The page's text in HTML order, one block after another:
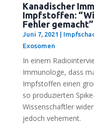
Kanadischer
Impfstoffen:
Fehler gemacht”
Juni 7, 2021 |
Exosomen
In einem
Immu­no­lo­ge, dass
Impf­stof­fen einen
so pro­du­zier­ten
Wis­sen­schaft­ler
jedoch vehement.